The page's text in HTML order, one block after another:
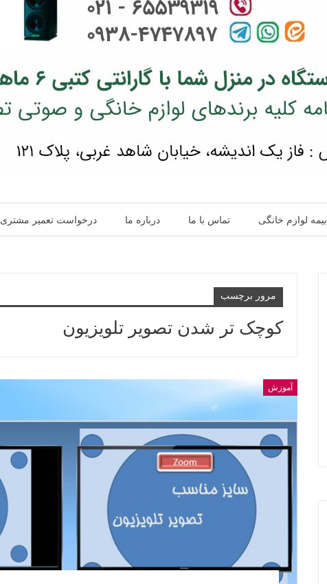
بیمه لوازم خانگی تماس با ما درباره ما درخواست تعمیر مشتری
مرور برچسب
کوچک تر شدن تصویر تلویزیون
آموزش